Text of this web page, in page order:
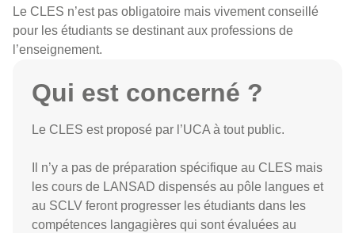
Le CLES n’est pas obligatoire mais vivement conseillé
pour les étudiants se destinant aux professions de
l’enseignement.
Qui est concerné ?
Le CLES est proposé par l’UCA à tout public.
Il n’y a pas de préparation spécifique au CLES mais
les cours de LANSAD dispensés au pôle langues et
au SCLV feront progresser les étudiants dans les
compétences langagières qui sont évaluées au